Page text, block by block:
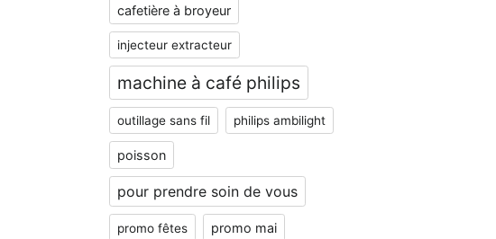
cafetière à broyeur
injecteur extracteur
machine à café philips
outillage sans fil philips ambilight
poisson
pour prendre soin de vous
promo fêtes promo mai